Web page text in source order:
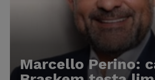
Marcello Perino: